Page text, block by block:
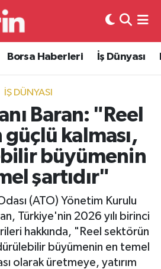
Borsa Haberleri İş Dünyası
İŞ DÜNYASI
Baran: "Reel
kalması,
büyümenin
şartıdır"
(ATO) Yönetim Kurulu
Türkiye'nin 2026 yılı birinci
hakkında, "Reel sektörün
büyümenin en temel
olarak üretmeye, yatırım
ve Fikstür